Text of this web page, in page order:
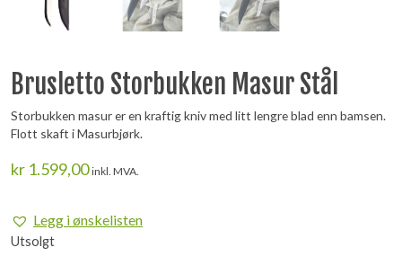
Brusletto Storbukken Masur Stål
Storbukken masur er en kraftig kniv med litt lengre blad enn bamsen.
Flott skaft i Masurbjørk.
kr 1.599,00 inkl. MVA.
Legg i ønskelisten
Utsolgt